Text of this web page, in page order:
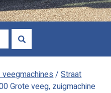
veegmachines/Straat
Grote veeg, zuigmachine